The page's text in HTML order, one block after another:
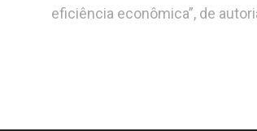
eficiência econômica”, de